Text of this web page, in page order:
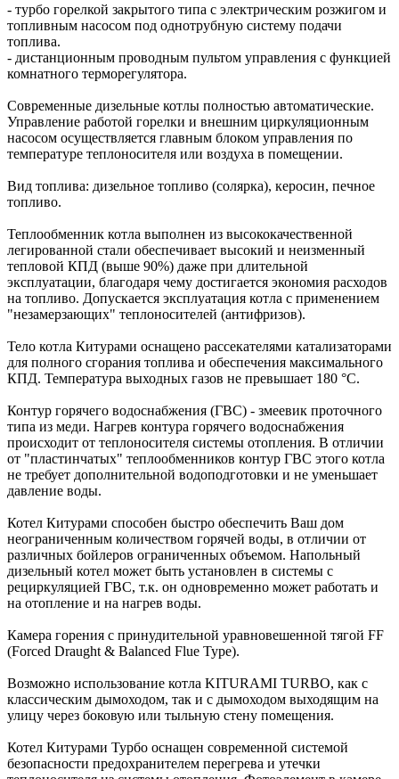
- турбо горелкой закрытого типа с электрическим розжигом и
топливным насосом под однотрубную систему подачи
топлива.
- дистанционным проводным пультом управления с функцией
комнатного терморегулятора.
Современные дизельные котлы полностью автоматические.
Управление работой горелки и внешним циркуляционным
насосом осуществляется главным блоком управления по
температуре теплоносителя или воздуха в помещении.
Вид топлива: дизельное топливо (солярка), керосин, печное
топливо.
Теплообменник котла выполнен из высококачественной
легированной стали обеспечивает высокий и неизменный
тепловой КПД (выше 90%) даже при длительной
эксплуатации, благодаря чему достигается экономия расходов
на топливо. Допускается эксплуатация котла с применением
"незамерзающих" теплоносителей (антифризов).
Тело котла Китурами оснащено рассекателями катализаторами
для полного сгорания топлива и обеспечения максимального
КПД. Температура выходных газов не превышает 180 °С.
Контур горячего водоснабжения (ГВС) - змеевик проточного
типа из меди. Нагрев контура горячего водоснабжения
происходит от теплоносителя системы отопления. В отличии
от "пластинчатых" теплообменников контур ГВС этого котла
не требует дополнительной водоподготовки и не уменьшает
давление воды.
Котел Китурами способен быстро обеспечить Ваш дом
неограниченным количеством горячей воды, в отличии от
различных бойлеров ограниченных объемом. Напольный
дизельный котел может быть установлен в системы с
рециркуляцией ГВС, т.к. он одновременно может работать и
на отопление и на нагрев воды.
Камера горения с принудительной уравновешенной тягой FF
(Forced Draught & Balanced Flue Type).
Возможно использование котла KITURAMI TURBO, как с
классическим дымоходом, так и с дымоходом выходящим на
улицу через боковую или тыльную стену помещения.
Котел Китурами Турбо оснащен современной системой
безопасности предохранителем перегрева и утечки